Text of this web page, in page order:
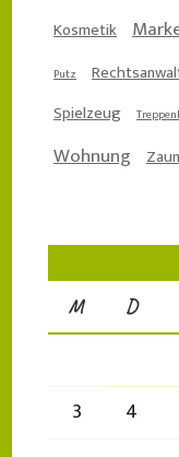
Kosmetik
Putz
Spielzeug
Wohnung Zaun
M D
3
4